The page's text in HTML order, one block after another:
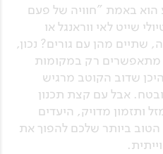
באמת "חוויה של פעם
שייט לאי ווראנגל או
חוויות כאלה, שתיים מהן עם גורים? נכון,
מתאפשרים רק במקומות
שדוב הקוטב מרגיש
אבל עם קצת תכנון
ותזמון מדויק, היעדים
ביותר שלכם להפוך את